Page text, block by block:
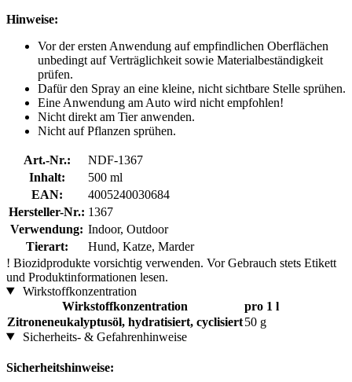
Hinweise:
Vor der ersten Anwendung auf empfindlichen Oberflächen
unbedingt auf Verträglichkeit sowie Materialbeständigkeit
prüfen.
Dafür den Spray an eine kleine, nicht sichtbare Stelle sprühen.
Eine Anwendung am Auto wird nicht empfohlen!
Nicht direkt am Tier anwenden.
Nicht auf Pflanzen sprühen.
Art.-Nr.:
NDF-1367
Inhalt:
500 ml
EAN:
4005240030684
Hersteller-Nr.: 1367
Verwendung: Indoor, Outdoor
Tierart:
Hund, Katze, Marder
! Biozidprodukte vorsichtig verwenden. Vor Gebrauch stets Etikett
und Produktinformationen lesen.
Wirkstoffkonzentration
Wirkstoffkonzentration
pro 1 l
Zitroneneukalyptusöl, hydratisiert, cyclisiert50 g
Sicherheits- & Gefahrenhinweise
Sicherheitshinweise: